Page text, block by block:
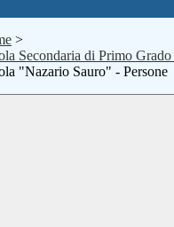
>
Secondaria di Primo
"Nazario Sauro" - Persone